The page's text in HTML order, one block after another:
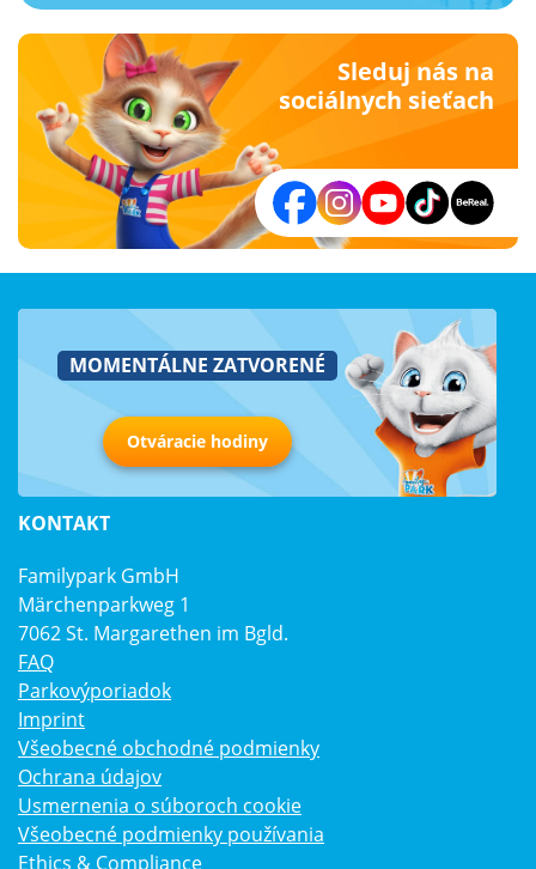
Sleduj nás na
sociálnych sieťach
MOMENTÁLNE ZATVORENÉ
Otváracie hodiny
KONTAKT
Familypark GmbH
Märchenparkweg 1
7062 St. Margarethen im Bgld.
FAQ
Parkovýporiadok
Imprint
Všeobecné obchodné podmienky
Ochrana údajov
Usmernenia o súboroch cookie
Všeobecné podmienky používania
Ethics & Compliance